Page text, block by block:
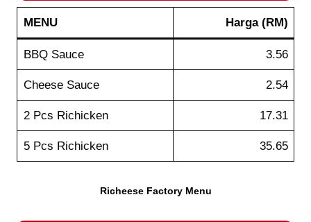
MENU Harga(RM)
BBQ Sauce 3.56
Cheese Sauce 2.54
2 Pcs Richicken 17.31
5 Pcs Richicken 35.65
Richeese Factory Menu